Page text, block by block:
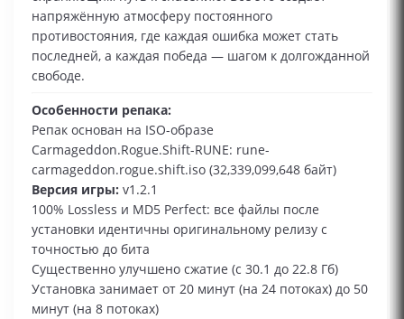
напряжённую атмосферу постоянного
противостояния, где каждая ошибка может стать
последней, а каждая победа — шагом к долгожданной
свободе.
Особенности репака:
Репак основан на ISO-образе
Carmageddon.Rogue.Shift-RUNE: rune-
carmageddon.rogue.shift.iso (32,339,099,648 байт)
Версия игры: v1.2.1
100% Lossless и MD5 Perfect: все файлы после
установки идентичны оригинальному релизу с
точностью до бита
Существенно улучшено сжатие (с 30.1 до 22.8 Гб)
Установка занимает от 20 минут (на 24 потоках) до 50
минут (на 8 потоках)